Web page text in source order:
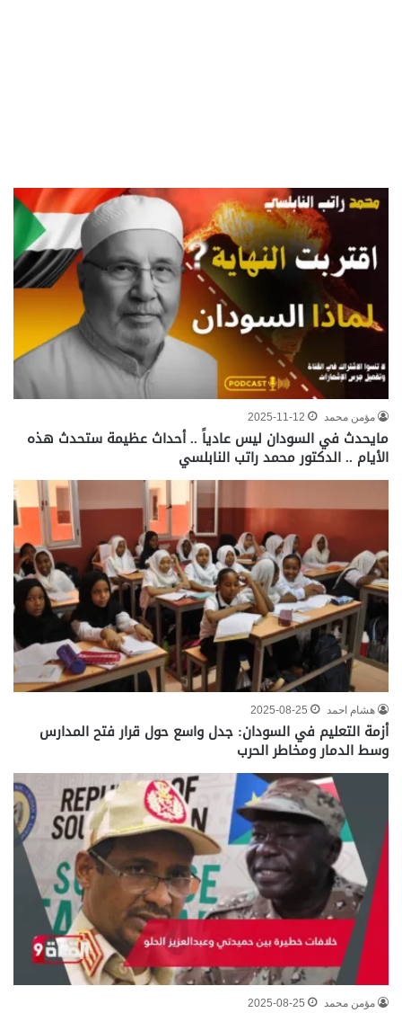
مؤمن محمد 2025-11-12
مايحدث في السودان ليس عادياً .. أحداث عظيمة ستحدث هذه
الأيام .. الدكتور محمد راتب النابلسي
هشام احمد 2025-08-25
أزمة التعليم في السودان: جدل واسع حول قرار فتح المدارس
وسط الدمار ومخاطر الحرب
مؤمن محمد 2025-08-25